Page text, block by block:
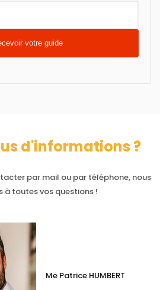
d'informations ?
par mail ou par téléphone, nous
à toutes vos questions !
Me Patrice HUMBERT